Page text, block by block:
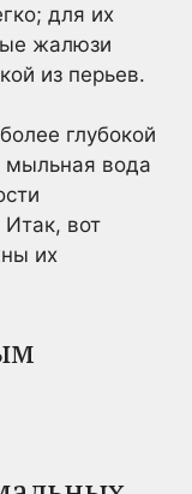
для их
жалюзи
из перьев.
глубокой
мыльная вода
вот
их